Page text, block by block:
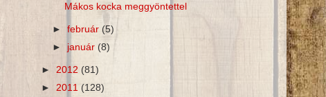
Mákos kocka meggyöntettel
►február (5)
► január (8)
► 2012 (81)
► 2011 (128)